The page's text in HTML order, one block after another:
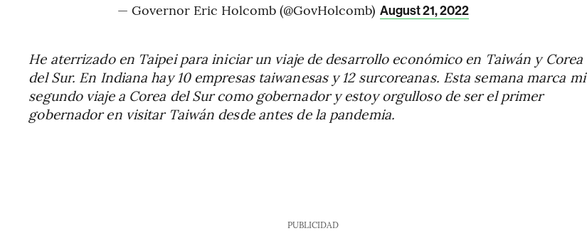
— Governor Eric Holcomb (@GovHolcomb) August 21, 2022
He aterrizado en Taipei para iniciar un viaje de desarrollo económico en Taiwán y Corea
del Sur. En Indiana hay 10 empresas taiwanesas y 12 surcoreanas. Esta semana marca mi
segundo viaje a Corea del Sur como gobernador y estoy orgulloso de ser el primer
gobernador en visitar Taiwán desde antes de la pandemia.
PUBLICIDAD